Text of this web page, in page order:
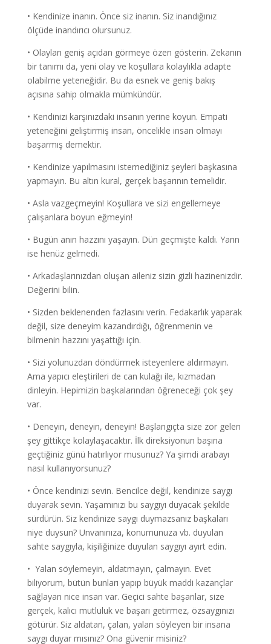
• Kendinize inanın. Önce siz inanın. Siz inandığınız
ölçüde inandırıcı olursunuz.
• Olayları geniş açıdan görmeye özen gösterin. Zekanın
bir tanımı da, yeni olay ve koşullara kolaylıkla adapte
olabilme yeteneğidir. Bu da esnek ve geniş bakış
açısına sahip olmakla mümkündür.
• Kendinizi karşınızdaki insanın yerine koyun. Empati
yeteneğini geliştirmiş insan, öncelikle insan olmayı
başarmış demektir.
• Kendinize yapılmasını istemediğiniz şeyleri başkasına
yapmayın. Bu altın kural, gerçek başarının temelidir.
• Asla vazgeçmeyin! Koşullara ve sizi engellemeye
çalışanlara boyun eğmeyin!
• Bugün anın hazzını yaşayın. Dün geçmişte kaldı. Yarın
ise henüz gelmedi.
• Arkadaşlarınızdan oluşan aileniz sizin gizli hazinenizdir.
Değerini bilin.
• Sizden beklenenden fazlasını verin. Fedakarlık yaparak
değil, size deneyim kazandırdığı, öğrenmenin ve
bilmenin hazzını yaşattığı için.
• Sizi yolunuzdan döndürmek isteyenlere aldırmayın.
Ama yapıcı eleştirileri de can kulağı ile, kızmadan
dinleyin. Hepimizin başkalarından öğreneceği çok şey
var.
• Deneyin, deneyin, deneyin! Başlangıçta size zor gelen
şey gittikçe kolaylaşacaktır. İlk direksiyonun başına
geçtiğiniz günü hatırlıyor musunuz? Ya şimdi arabayı
nasıl kullanıyorsunuz?
• Önce kendinizi sevin. Bencilce değil, kendinize saygı
duyarak sevin. Yaşamınızı bu saygıyı duyacak şekilde
sürdürün. Siz kendinize saygı duymazsanız başkaları
niye duysun? Unvanınıza, konumunuza vb. duyulan
sahte saygıyla, kişiliğinize duyulan saygıyı ayırt edin.
• Yalan söylemeyin, aldatmayın, çalmayın. Evet
biliyorum, bütün bunları yapıp büyük maddi kazançlar
sağlayan nice insan var. Geçici sahte başarılar, size
gerçek, kalıcı mutluluk ve başarı getirmez, özsaygınızı
götürür. Siz aldatan, çalan, yalan söyleyen bir insana
saygı duyar mısınız? Ona güvenir misiniz?